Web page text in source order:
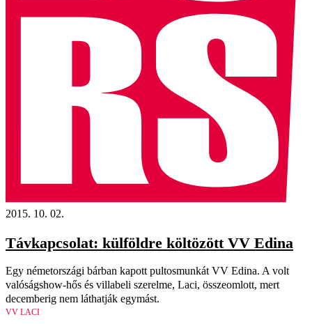
2015. 10. 02.
Távkapcsolat: külföldre költözött VV Edina
Egy németországi bárban kapott pultosmunkát VV Edi­na. A volt
valóságshow-hős és villabeli szerelme, Laci, összeomlott, mert
decemberig nem láthatják egymást.
VV LACI